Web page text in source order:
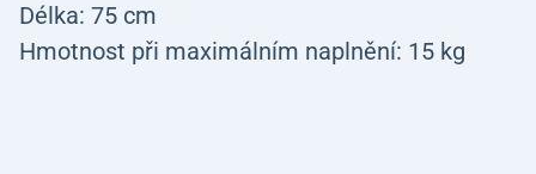
Délka: 75 cm
Hmotnost při maximálním naplnění: 15 kg